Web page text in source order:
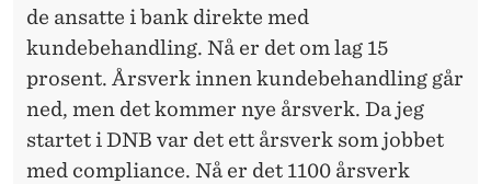
de ansatte i bank direkte med
kundebehandling. Nå er det om lag 15
prosent. Årsverk innen kundebehandling går
ned, men det kommer nye årsverk. Da jeg
startet i DNB var det ett årsverk som jobbet
med compliance. Nå er det 1100 årsverk